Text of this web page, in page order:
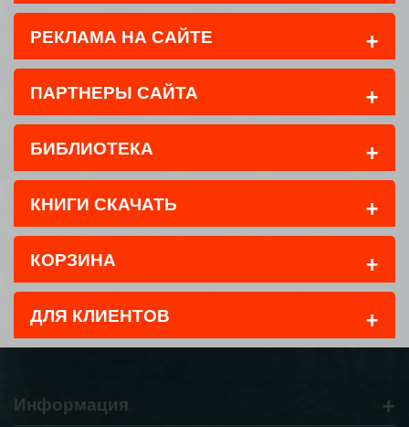
РЕКЛАМА НА САЙТЕ +
ПАРТНЕРЫ САЙТА +
БИБЛИОТЕКА +
КНИГИ СКАЧАТЬ +
КОРЗИНА +
ДЛЯ КЛИЕНТОВ +
Информация +